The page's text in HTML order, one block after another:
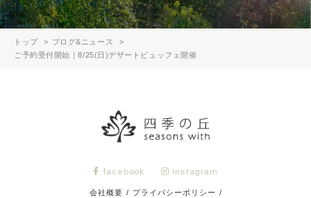
トップ
ブログ&ニュース
ご予約受付開始｜8/25(日)デザートビュッフェ開催
facebook instagram
会社概要 / プライバシーポリシー /